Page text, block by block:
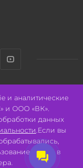
тракт, 52.
и аналитические
и ООО «ВК».
данных
.Если вы
cookie в